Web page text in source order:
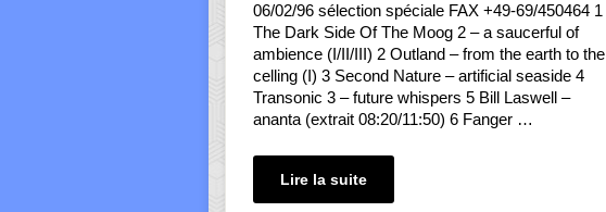
06/02/96 sélection spéciale FAX +49-69/450464 1
The Dark Side Of The Moog 2 – a saucerful of
ambience (I/II/III) 2 Outland – from the earth to the
celling (I) 3 Second Nature – artificial seaside 4
Transonic 3 – future whispers 5 Bill Laswell –
ananta (extrait 08:20/11:50) 6 Fanger …
Lire la suite